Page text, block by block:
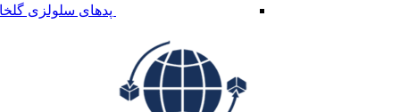
پدهای سلولزی